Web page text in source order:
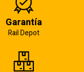
Garantía
Rail Depot